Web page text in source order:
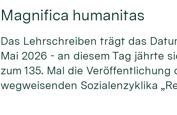
Magnifica humanitas
Das Lehrschreiben trägt das
Mai 2026 - an diesem Tag jährte
zum 135. Mal die Veröffentlichung
wegweisenden Sozialenzyklika